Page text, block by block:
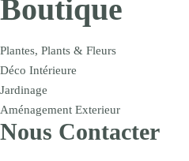
Boutique
Plantes, Plants & Fleurs
Déco Intérieure
Jardinage
Aménagement Exterieur
Nous Contacter